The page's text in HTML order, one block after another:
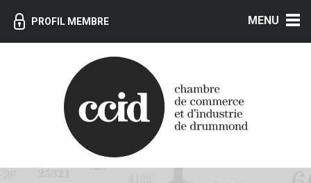
PROFIL MEMBRE MENU